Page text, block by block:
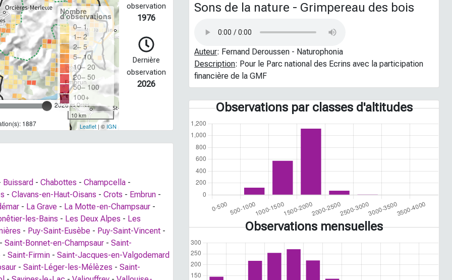
2026
1887
Nombre
d'observations
0– 1
1– 2
2– 5
5– 10
10– 20
20– 50
50– 100
100+
10 km
Leaflet| © IGN
observation
1976
Dernière
observation
2026
Buissard - Chabottes - Champcella -
- Clavans-en-Haut-Oisans - Crots - Embrun -
- La Grave - La Motte-en-Champsaur -
les-Bains - Les Deux Alpes - Les
- Puy-Saint-Eusèbe - Puy-Saint-Vincent -
Saint-Bonnet-en-Champsaur - Saint-
- Saint-Firmin - Saint-Jacques-en-Valgodemard
- Saint-Léger-les-Mélèzes - Saint-
Sons de la nature - Grimpereau des bois
Auteur: Fernand Deroussen - Naturophonia
Description: Pour le Parc national des Ecrins avec la participation
financière de la GMF
Observations par classes d'altitudes
Observations mensuelles